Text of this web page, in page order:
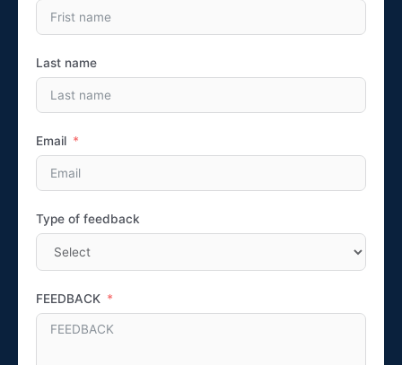
Last name
Email
Type of feedback
FEEDBACK